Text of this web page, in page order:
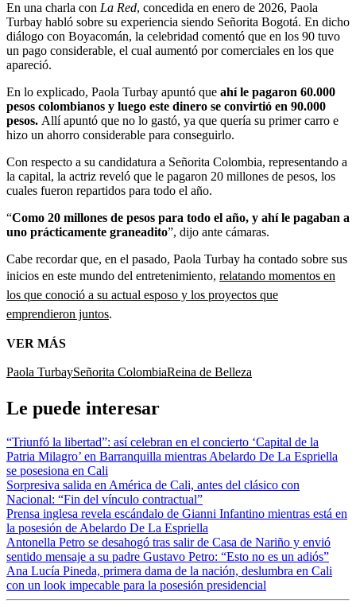
En una charla con La Red, concedida en enero de 2026, Paola
Turbay habló sobre su experiencia siendo Señorita Bogotá. En dicho
diálogo con Boyacomán, la celebridad comentó que en los 90 tuvo
un pago considerable, el cual aumentó por comerciales en los que
apareció.
En lo explicado, Paola Turbay apuntó que ahí le pagaron 60.000
pesos colombianos y luego este dinero se convirtió en 90.000
pesos. Allí apuntó que no lo gastó, ya que quería su primer carro e
hizo un ahorro considerable para conseguirlo.
Con respecto a su candidatura a Señorita Colombia, representando a
la capital, la actriz reveló que le pagaron 20 millones de pesos, los
cuales fueron repartidos para todo el año.
“Como 20 millones de pesos para todo el año, y ahí le pagaban a
uno prácticamente graneadito”, dijo ante cámaras.
Cabe recordar que, en el pasado, Paola Turbay ha contado sobre sus
inicios en este mundo del entretenimiento, relatando momentos en
los que conoció a su actual esposo y los proyectos que
emprendieron juntos.
VER MÁS
Paola TurbaySeñorita ColombiaReina de Belleza
Le puede interesar
“Triunfó la libertad”: así celebran en el concierto ‘Capital de la
Patria Milagro’ en Barranquilla mientras Abelardo De La Espriella
se posesiona en Cali
Sorpresiva salida en América de Cali, antes del clásico con
Nacional: “Fin del vínculo contractual”
Prensa inglesa revela escándalo de Gianni Infantino mientras está en
la posesión de Abelardo De La Espriella
Antonella Petro se desahogó tras salir de Casa de Nariño y envió
sentido mensaje a su padre Gustavo Petro: “Esto no es un adiós”
Ana Lucía Pineda, primera dama de la nación, deslumbra en Cali
con un look impecable para la posesión presidencial